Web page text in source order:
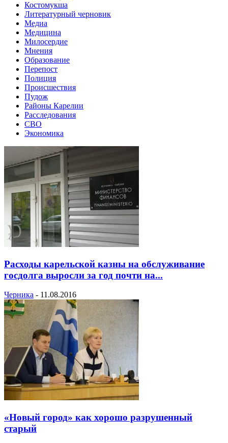
Костомукша
Литературный черновик
Медиа
Медицина
Милосердие
Мнения
Образование
Перепост
Полиция
Происшествия
Пудож
Районы Карелии
Расследования
СВО
Экономика
Расходы карельской казны на обслуживание
госдолга выросли за год почти на...
Черника - 11.08.2016
«Новый город» как хорошо разрушенный
старый